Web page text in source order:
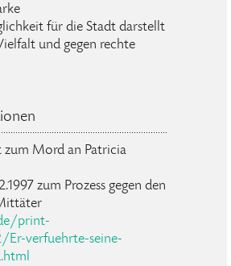
für die Stadt darstellt
und gegen rechte
Mord an Patricia
zum Prozess gegen den
print-
verfuehrte-seine-